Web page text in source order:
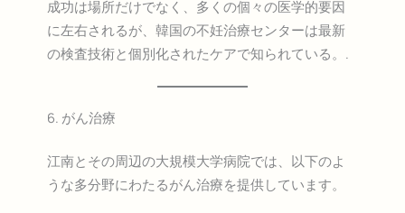
成功は場所だけでなく、多くの個々の医学的要因
に左右されるが、韓国の不妊治療センターは最新
の検査技術と個別化されたケアで知られている。.
6. がん治療
江南とその周辺の大規模大学病院では、以下のよ
うな多分野にわたるがん治療を提供しています。